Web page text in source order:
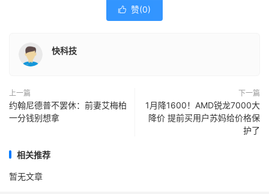
 赞(0)
快科技
上一篇
约翰尼德普不罢休：前妻艾梅柏
一分钱别想拿
下一篇
1月降1600！AMD锐龙7000大
降价 提前买用户苏妈给价格保
护了
相关推荐
暂无文章